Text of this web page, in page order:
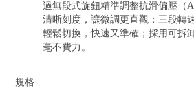
過無段式旋鈕精準調整抗滑偏壓（
清晰刻度，讓微調更直觀；三段轉
輕鬆切換，快速又準確；採用可拆
毫不費力。
規格